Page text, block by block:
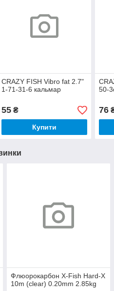
CRAZY FISH Vibro fat 2.7"
1-71-31-6 кальмар
55₴
Купити
50-
76
Флюорокарбон X-Fish Hard-X
10m (clear) 0.20mm 2.85kg